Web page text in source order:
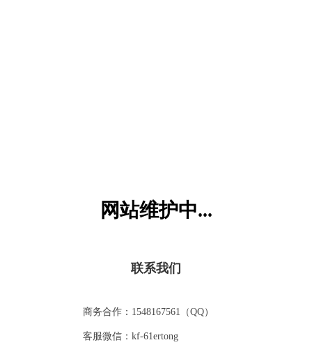
网站维护中...
联系我们
商务合作：1548167561（QQ）
客服微信：kf-61ertong